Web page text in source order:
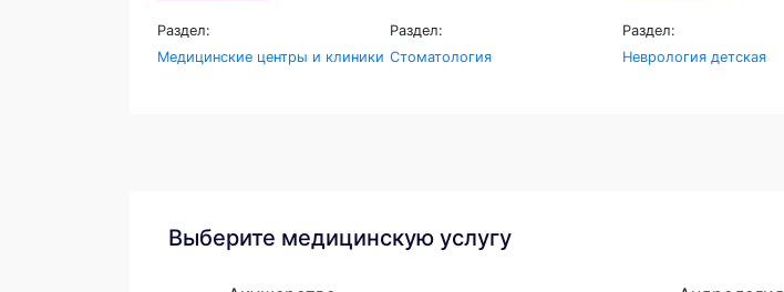
Раздел:
Медицинские центры и клиники
Раздел:
Стоматология
Раздел:
Неврология детская
Выберите медицинскую услугу